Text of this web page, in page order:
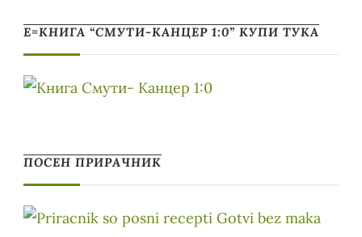
Е=КНИГА “СМУТИ-КАНЦЕР 1:0” КУПИ ТУКА
ПОСЕН ПРИРАЧНИК